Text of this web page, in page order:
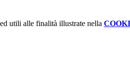
utili alle finalità illustrate nella